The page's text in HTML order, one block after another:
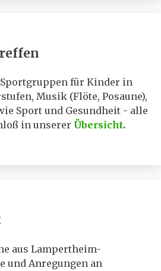
für Kinder in
Musik (Flöte, Posaune),
Sport und Gesundheit - alle
in unserer Übersicht.
aus Lampertheim-
und Anregungen an